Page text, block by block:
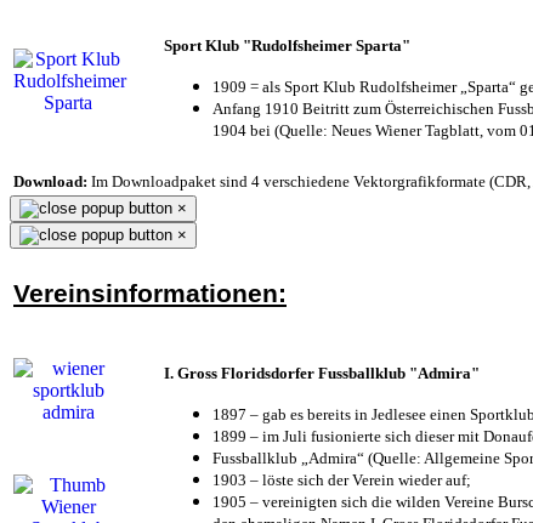
Sport Klub "Rudolfsheimer Sparta"
1909 = als Sport Klub Rudolfsheimer „Sparta“
Anfang 1910 Beitritt zum Österreichischen
1904 bei (Quelle: Neues Wiener Tagblatt, vom
Download: Im Downloadpaket sind 4 verschiedene Vektorgrafikformate
×
×
Vereinsinformationen:
I. Gross Floridsdorfer Fussballklub "Admira"
1897 – gab es bereits in Jedlesee einen
1899 – im Juli fusionierte sich dieser mit
Fussballklub „Admira“ (Quelle: Allgemeine
1903 – löste sich der Verein wieder auf;
1905 – vereinigten sich die wilden Vereine